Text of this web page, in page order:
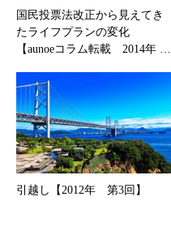
国民投票法改正から見えてき
たライフプランの変化
【aunoeコラム転載 2014年 …
引越し【2012年 第3回】